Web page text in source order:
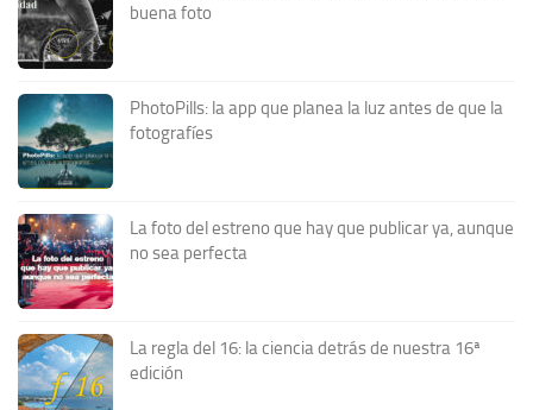
buena foto
PhotoPills: la app que planea la luz antes de que la
fotografíes
La foto del estreno que hay que publicar ya, aunque
no sea perfecta
La regla del 16: la ciencia detrás de nuestra 16ª
edición